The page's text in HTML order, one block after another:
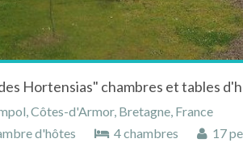
Côtes-d'Armor, Bretagne, France
d'hôtes
4 chambres 17